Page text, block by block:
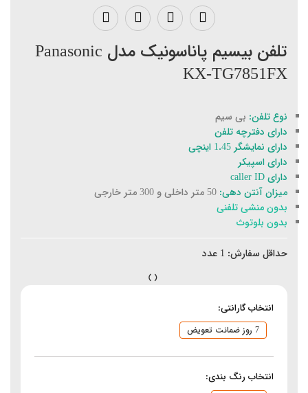
تلفن بیسیم پاناسونیک مدل Panasonic
KX-TG7851FX
نوع تلفن: بی سیم
دارای دفترچه تلفن
دارای نمایشگر 1.45 اینچی
دارای اسپیکر
دارای caller ID
میزان آنتن دهی:
بدون منشی تلفنی
بدون بلوتوث
حداقل سفارش: 1 عدد
انتخاب گارانتی:
7 روز ضمانت تعویض
انتخاب رنگ بندی: